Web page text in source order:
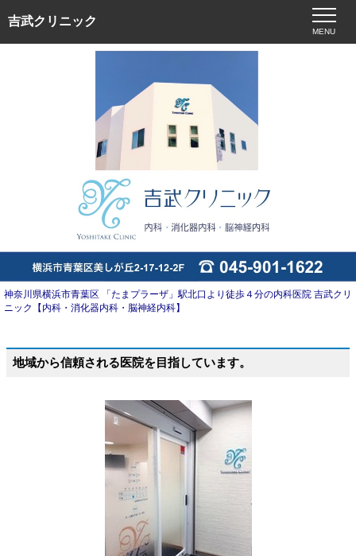
吉武クリニック
MENU
神奈川県横浜市青葉区 「たまプラーザ」駅北口より徒歩４分の内科医院 吉武クリ
ニック【内科・消化器内科・脳神経内科】
地域から信頼される医院を目指しています。